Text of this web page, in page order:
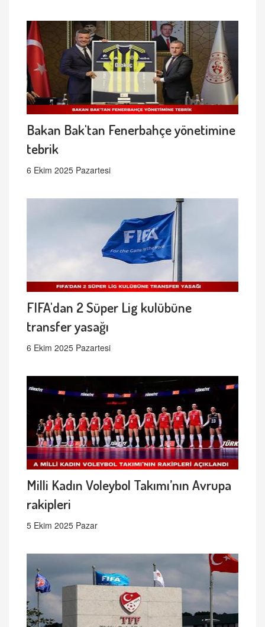
Bakan Bak'tan Fenerbahçe yönetimine
tebrik
6 Ekim 2025 Pazartesi
FIFA'dan 2 Süper Lig kulübüne
transfer yasağı
6 Ekim 2025 Pazartesi
Milli Kadın Voleybol Takımı’nın Avrupa
rakipleri
5 Ekim 2025 Pazar